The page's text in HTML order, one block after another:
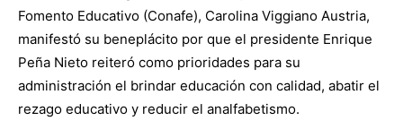
Fomento Educativo (Conafe), Carolina Viggiano Austria,
manifestó su beneplácito por que el presidente Enrique
Peña Nieto reiteró como prioridades para su
administración el brindar educación con calidad, abatir el
rezago educativo y reducir el analfabetismo.